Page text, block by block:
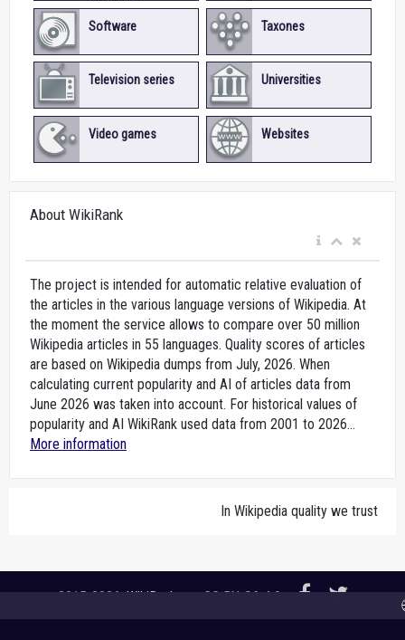
Software Taxones
Television series Universities
Video games Websites
About WikiRank
The project is intended for automatic relative evaluation of
the articles in the various language versions of Wikipedia. At
the moment the service allows to compare over 50 million
Wikipedia articles in 55 languages. Quality scores of articles
are based on Wikipedia dumps from July, 2026. When
calculating current popularity and AI of articles data from
June 2026 was taken into account. For historical values of
popularity and AI WikiRank used data from 2001 to 2026...
More information
In Wikipedia quality we trust
2015-2026,WikiRank.net, CC BY-SA 4.0 🌐